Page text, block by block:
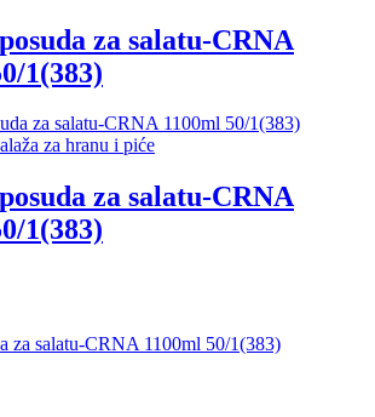
za salatu-CRNA
1(383)
za hranu i piće
za salatu-CRNA
1(383)
za salatu-CRNA 1100ml 50/1(383)